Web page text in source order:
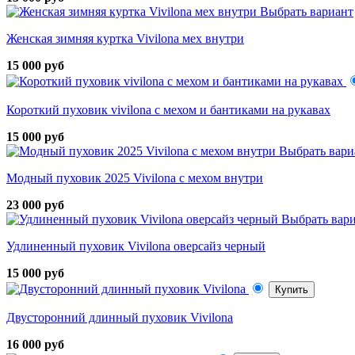
Выбрать вариант
Женская зимняя куртка Vivilona мех внутри
15 000 руб
Короткий пуховик vivilona с мехом и бантиками на рукавах
15 000 руб
Выбрать
Модный пуховик 2025 Vivilona с мехом внутри
23 000 руб
Выбрать
Удлиненный пуховик Vivilona оверсайз черный
15 000 руб
Купить
Двусторонний длинный пуховик Vivilona
16 000 руб